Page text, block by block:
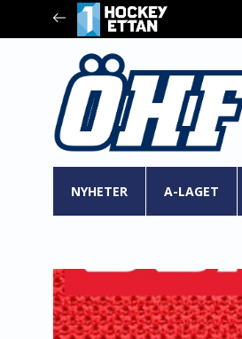
NYHETER A-LAGET